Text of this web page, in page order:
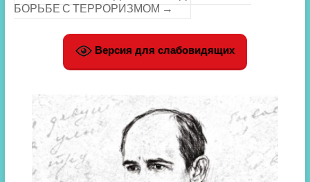
БОРЬБЕ С ТЕРРОРИЗМОМ →
Версия для слабовидящих